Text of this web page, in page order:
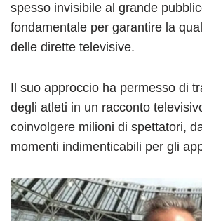
spesso invisibile al grande
fondamentale per garantire la
delle dirette televisive.
Il suo approccio ha permesso di
degli atleti in un racconto
coinvolgere milioni di spettatori,
momenti indimenticabili per gli